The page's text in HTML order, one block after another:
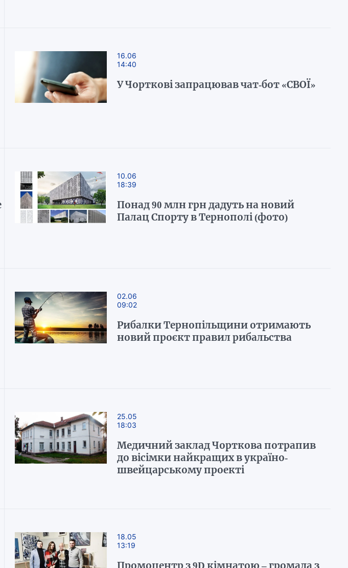
16.06
14:40
У Чорткові запрацював чат-бот «СВОЇ»
10.06
18:39
Понад 90 млн грн дадуть на новий
Палац Спорту в Тернополі (фото)
02.06
09:02
Рибалки Тернопільщини отримають
новий проєкт правил рибальства
25.05
18:03
Медичний заклад Чорткова потрапив
до вісімки найкращих в україно-
швейцарському проекті
18.05
13:19